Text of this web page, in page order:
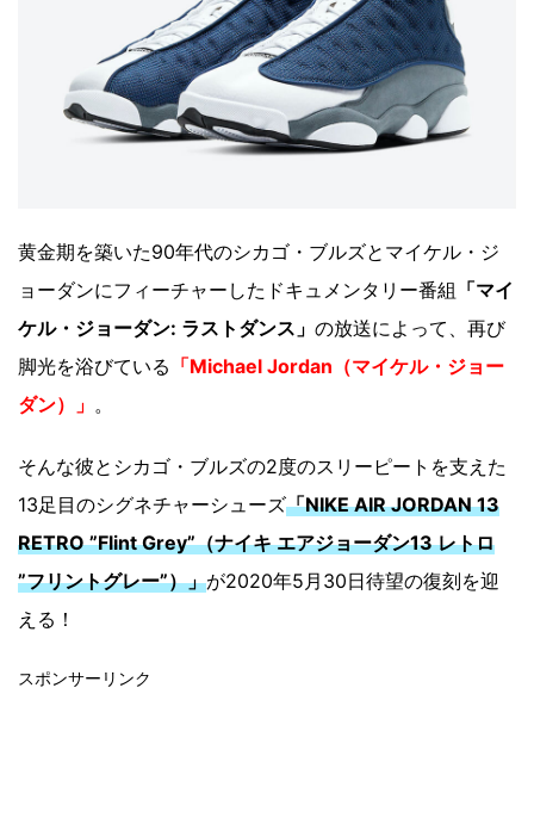
黄金期を築いた90年代のシカゴ・ブルズとマイケル・ジ
ョーダンにフィーチャーしたドキュメンタリー番組 「マイ
ケル・ジョーダン: ラストダンス」 の放送によって、再び
脚光を浴びている 「Michael Jordan（マイケル・ジョー
ダン）」 。
そんな彼とシカゴ・ブルズの2度のスリーピートを支えた
13足目のシグネチャーシューズ「NIKE AIR JORDAN 13
RETRO ”Flint Grey”（ナイキ エアジョーダン13 レトロ
”フリントグレー”）」が2020年5月30日待望の復刻を迎
える！
スポンサーリンク